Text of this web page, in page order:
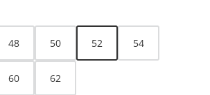
48 50 52 54
60 62